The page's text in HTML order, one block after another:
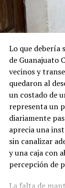
Lo que debería
de Guanajuato
vecinos y
quedaron al
un costado de
representa un
diariamente
aprecia una
sin canalizar
y una caja con
percepción de
La falta de